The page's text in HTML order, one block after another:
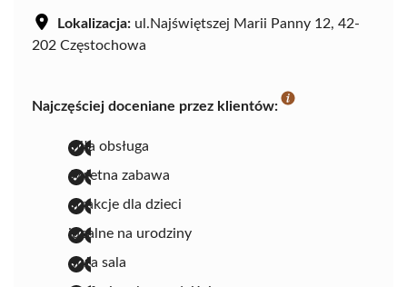
Lokalizacja: ul.Najświętszej Marii Panny 12, 42-
202 Częstochowa
Najczęściej doceniane przez klientów:
miła obsługa
świetna zabawa
atrakcje dla dzieci
idealne na urodziny
duża sala